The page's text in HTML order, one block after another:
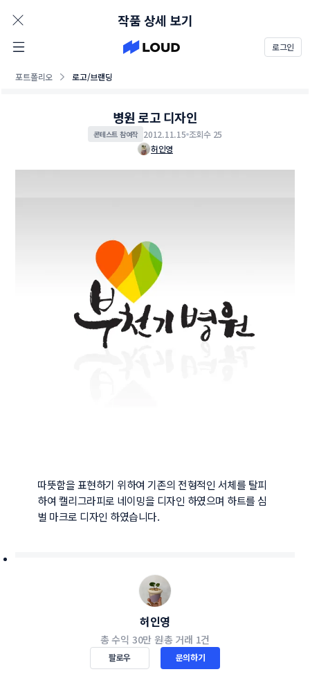
로그인
포트폴리오 로고/브랜딩
작품 상세 보기
병원 로고 디자인
콘테스트 참여작 2012.11.15 조회수 25
허인영
따뜻함을 표현하기 위하여 기존의 전형적인 서체를 탈피
하여 캘리그라피로 네이밍을 디자인 하였으며 하트를 심
벌 마크로 디자인 하였습니다.
허인영
총 수익 30만 원총 거래 1건
팔로우 문의하기